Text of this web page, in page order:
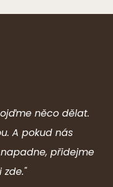
něco dělat.
A pokud nás
přidejme